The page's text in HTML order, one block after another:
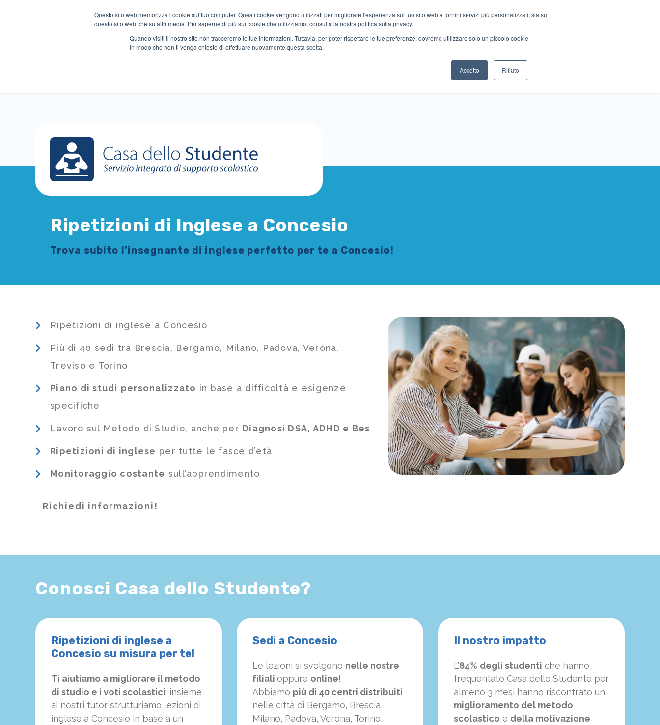
Questo sito web memorizza i cookie sul tuo computer. Questi cookie vengono utilizzati per migliorare l'esperienza sul tuo sito web e fornirti servizi più personalizzati, sia su
questo sito web che su altri media. Per saperne di più sui cookie che utilizziamo, consulta la nostra politica sulla privacy.
Quando visiti il ​​nostro sito non tracceremo le tue informazioni. Tuttavia, per poter rispettare le tue preferenze, dovremo utilizzare solo un piccolo cookie
in modo che non ti venga chiesto di effettuare nuovamente questa scelta.
Accetto Rifiuto
Ripetizioni di Inglese a Concesio
Trova subito l'insegnante di inglese perfetto per te a Concesio!
Ripetizioni di inglese a Concesio
Più di 40 sedi tra Brescia, Bergamo, Milano, Padova, Verona,
Treviso e Torino
Piano di studi personalizzato in base a difficoltà e esigenze
specifiche
Lavoro sul Metodo di Studio, anche per Diagnosi DSA, ADHD e Bes
Ripetizioni di inglese per tutte le fasce d’età
Monitoraggio costante sull’apprendimento
Richiedi informazioni!
Conosci Casa dello Studente?
Ripetizioni di inglese a
Concesio su misura per te!
Ti aiutiamo a migliorare il metodo
di studio e i voti scolastici: insieme
ai nostri tutor strutturiamo lezioni di
inglese a Concesio in base a un
Sedi a Concesio
Le lezioni si svolgono nelle nostre
filiali oppure online!
Abbiamo più di 40 centri distribuiti
nelle città di Bergamo, Brescia,
Milano, Padova, Verona, Torino,
Il nostro impatto
L’84% degli studenti che hanno
frequentato Casa dello Studente per
almeno 3 mesi hanno riscontrato un
miglioramento del metodo
scolastico e della motivazione